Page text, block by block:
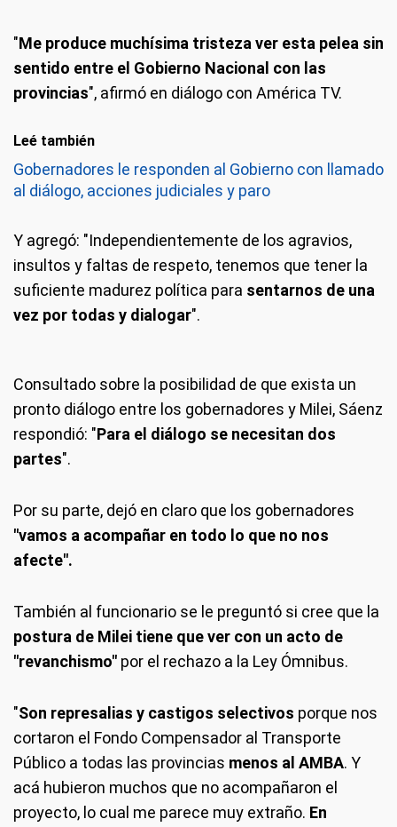
"Me produce muchísima tristeza ver esta pelea sin
sentido entre el Gobierno Nacional con las
provincias", afirmó en diálogo con América TV.
Leé también
Gobernadores le responden al Gobierno con llamado
al diálogo, acciones judiciales y paro
Y agregó: "Independientemente de los agravios,
insultos y faltas de respeto, tenemos que tener la
suficiente madurez política para sentarnos de una
vez por todas y dialogar".
Consultado sobre la posibilidad de que exista un
pronto diálogo entre los gobernadores y Milei, Sáenz
respondió: "Para el diálogo se necesitan dos
partes".
Por su parte, dejó en claro que los gobernadores
"vamos a acompañar en todo lo que no nos
afecte".
También al funcionario se le preguntó si cree que la
postura de Milei tiene que ver con un acto de
"revanchismo" por el rechazo a la Ley Ómnibus.
"Son represalias y castigos selectivos porque nos
cortaron el Fondo Compensador al Transporte
Público a todas las provincias menos al AMBA. Y
acá hubieron muchos que no acompañaron el
proyecto, lo cual me parece muy extraño. En